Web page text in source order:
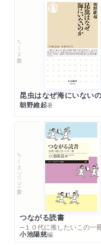
ちくま新書
昆虫はなぜ海にいない
朝野維起著
ちくまプリマー新書
つながる読書
─１０代に推したいこの一
小池陽慈編